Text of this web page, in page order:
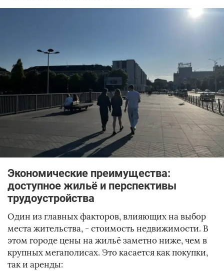
Экономические преимущества:
доступное жильё и перспективы
трудоустройства
Один из главных факторов, влияющих на выбор
места жительства, - стоимость недвижимости. В
этом городе цены на жильё заметно ниже, чем в
крупных мегаполисах. Это касается как покупки,
так и аренды: